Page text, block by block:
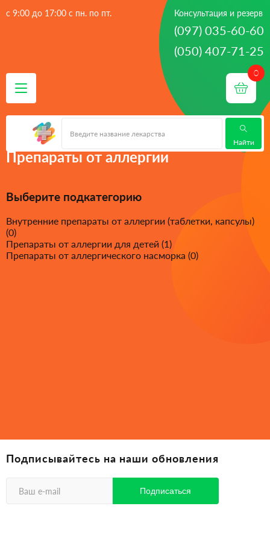
с 9:00 до 17:00 с пн. по пт. Консультация и резерв
(097) 035-60-60
(050) 407-71-25
Найти
Главная - лекарства
Препараты от аллергии
Выберите подкатегорию
Внутренние препараты от аллергии (таблетки, капсулы)
(0)
Препараты от аллергии для детей (1)
Препараты от аллергического насморка (0)
Подписывайтесь на наши обновления